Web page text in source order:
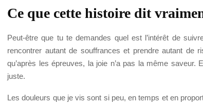
Ce que cette histoire dit
Peut-être que tu te demandes quel est l’intérêt de
rencontrer autant de souffrances et prendre autant de
qu’après les épreuves, la joie n’a pas la même saveur.
juste.
Les douleurs que je vis sont si peu, en temps et en